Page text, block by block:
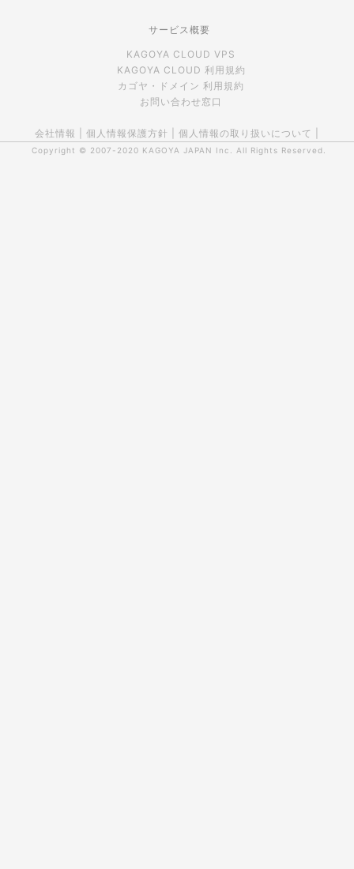
サービス概要
KAGOYA CLOUD VPS
KAGOYA CLOUD 利用規約
カゴヤ・ドメイン 利用規約
お問い合わせ窓口
会社情報 個人情報保護方針 個人情報の取り扱いについて
Copyright © 2007-2020 KAGOYA JAPAN Inc. All Rights Reserved.